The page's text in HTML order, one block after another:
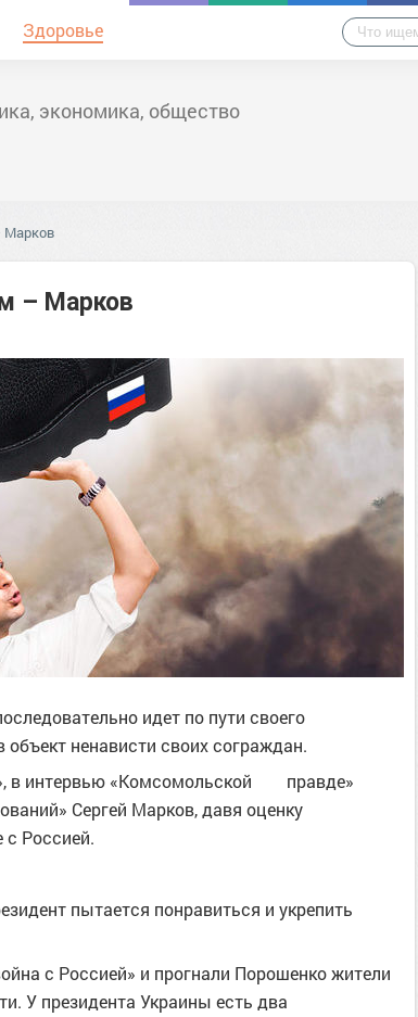
Здоровье
экономика, общество
Марков
– Марков
идет по пути своего
ненависти своих сограждан.
в интервью «Комсомольской правде»
Сергей Марков, давя оценку
Россией.
пытается понравиться и укрепить
с Россией» и прогнали Порошенко жители
У президента Украины есть два